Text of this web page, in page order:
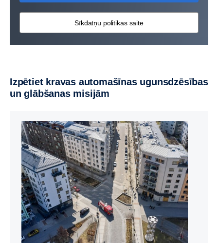
Sīkdatņu politikas saite
Izpētiet kravas automašīnas ugunsdzēsības
un glābšanas misijām